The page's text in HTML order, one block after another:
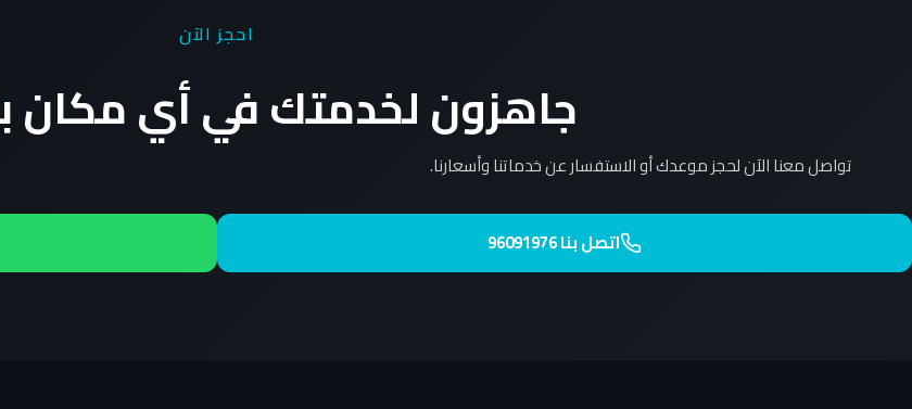
احجز الآن
جاهزون لخدمتك في أي مكان
تواصل معنا الآن لحجز موعدك أو الاستفسار عن خدماتنا وأسعارنا.
اتصل بنا 96091976